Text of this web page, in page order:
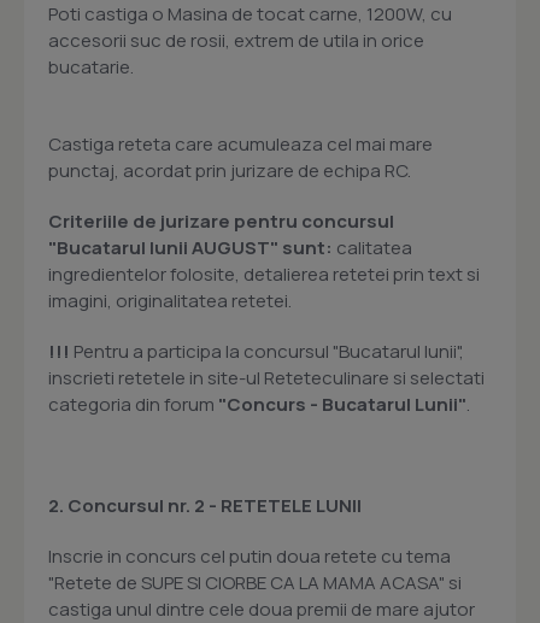
Poti castiga o Masina de tocat carne, 1200W, cu
accesorii suc de rosii, extrem de utila in orice
bucatarie.
Castiga reteta care acumuleaza cel mai mare
punctaj, acordat prin jurizare de echipa RC.
Criteriile de jurizare pentru concursul
"Bucatarul lunii AUGUST" sunt: calitatea
ingredientelor folosite, detalierea retetei prin text si
imagini, originalitatea retetei.
!!! Pentru a participa la concursul "Bucatarul lunii",
inscrieti retetele in site-ul Reteteculinare si selectati
categoria din forum "Concurs - Bucatarul Lunii".
2. Concursul nr. 2 - RETETELE LUNII
Inscrie in concurs cel putin doua retete cu tema
"Retete de SUPE SI CIORBE CA LA MAMA ACASA" si
castiga unul dintre cele doua premii de mare ajutor